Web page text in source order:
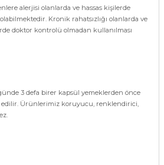
alerjisi olanlarda ve hassas kişilerde
Kronik rahatsızlığı olanlarda ve
doktor kontrolü olmadan kullanılması
3 defa birer kapsül yemeklerden önce
edilir. Ürünlerimiz koruyucu, renklendirici,